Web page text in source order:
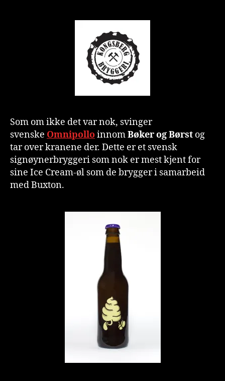
Som om ikke det var nok, svinger
svenske OmnipolloinnomBøker og Børst og
tar over kranene der. Dette er et svensk
signøynerbryggeri som nok er mest kjent for
sine Ice Cream-øl som de brygger i samarbeid
med Buxton.